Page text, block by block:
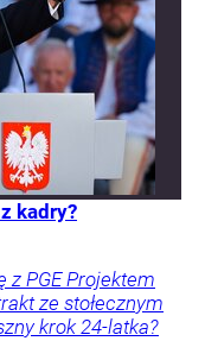
kadry?
z PGE Projektem
ze stołecznym
krok 24-latka?